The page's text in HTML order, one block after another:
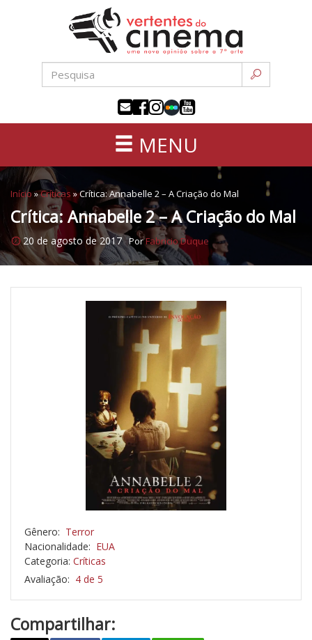
conteúdo
sétima
MENU
Início »Críticas »Crítica: Annabelle 2 – A Criação do Mal
Crítica: Annabelle 2 – A Criação do Mal
20 de agosto de 2017 PorFabricio Duque
Gênero: Terror
Nacionalidade: EUA
Categoria: Críticas
Avaliação: 4 de 5
Compartilhar: